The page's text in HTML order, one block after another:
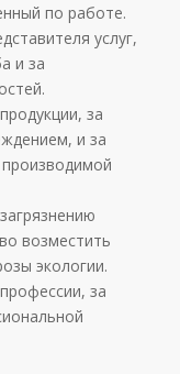
по работе.
услуг,
и за
за
и за
возместить
экологии.
за